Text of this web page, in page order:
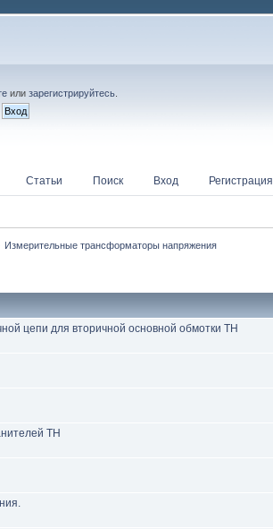
илизарегистрируйтесь
Статьи Поиск Вход Регистрация
Измерительные трансформаторы напряжения
цепи для вторичной основной обмотки ТН
ТН